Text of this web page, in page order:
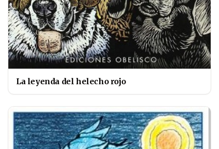
La leyenda del helecho rojo